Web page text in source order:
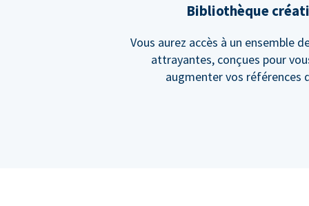
Bibliothèque
Vous aurez accès à un ensemble
attrayantes, conçues pour
augmenter vos références